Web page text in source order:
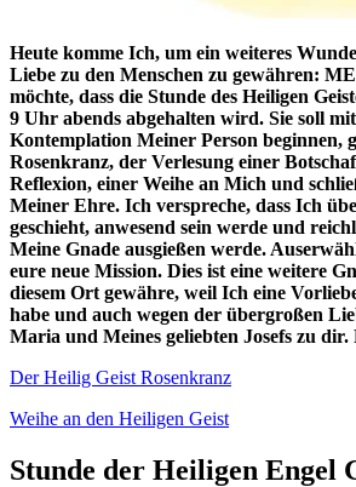
Heute komme Ich, um ein weiteres
Liebe zu den Menschen zu gewähren:
möchte, dass die Stunde des Heiligen
9 Uhr abends abgehalten wird. Sie soll
Kontemplation Meiner Person beginnen,
Rosenkranz, der Verlesung einer
Reflexion, einer Weihe an Mich und
Meiner Ehre. Ich verspreche, dass Ich
geschieht, anwesend sein werde und
Meine Gnade ausgießen werde.
eure neue Mission. Dies ist eine weitere
diesem Ort gewähre, weil Ich eine
habe und auch wegen der übergroßen
Maria und Meines geliebten Josefs zu dir.
Der Heilig Geist Rosenkranz
Weihe an den Heiligen Geist
Stunde der Heiligen Engel